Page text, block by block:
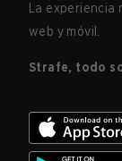
La
web y móvil.
Strafe, todo